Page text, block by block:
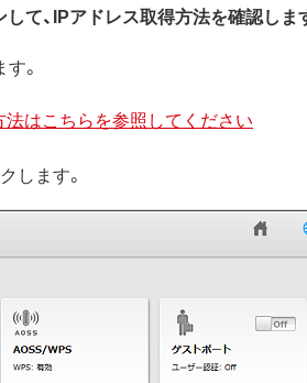
て、IPアドレス取得方法を確認しま
。
はこちらを参照してください
します。